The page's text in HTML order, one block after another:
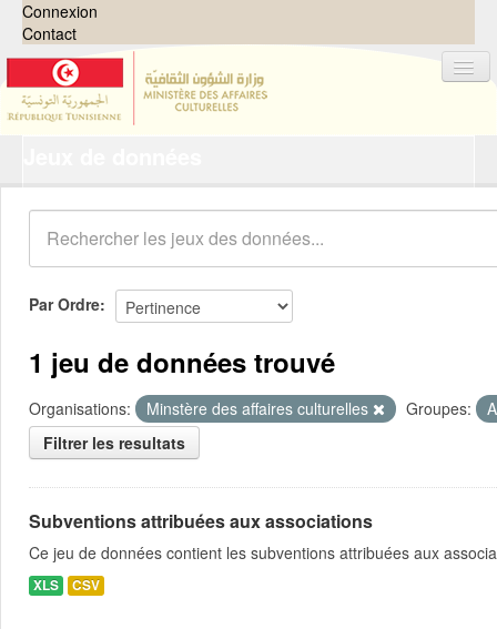
Connexion
Contact
Organisations
Groupes
Demandes 0
À propos
Par Ordre
1 jeu de données trouvé
Organisations: Minstère des affaires culturelles Groupes:
Filtrer les resultats
Subventions attribuées aux associations
Ce jeu de données contient les subventions attribuées aux
XLS CSV